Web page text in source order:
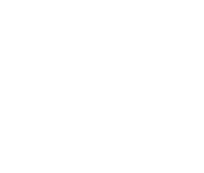
Clausen har viet
i dette
at bringe ind i